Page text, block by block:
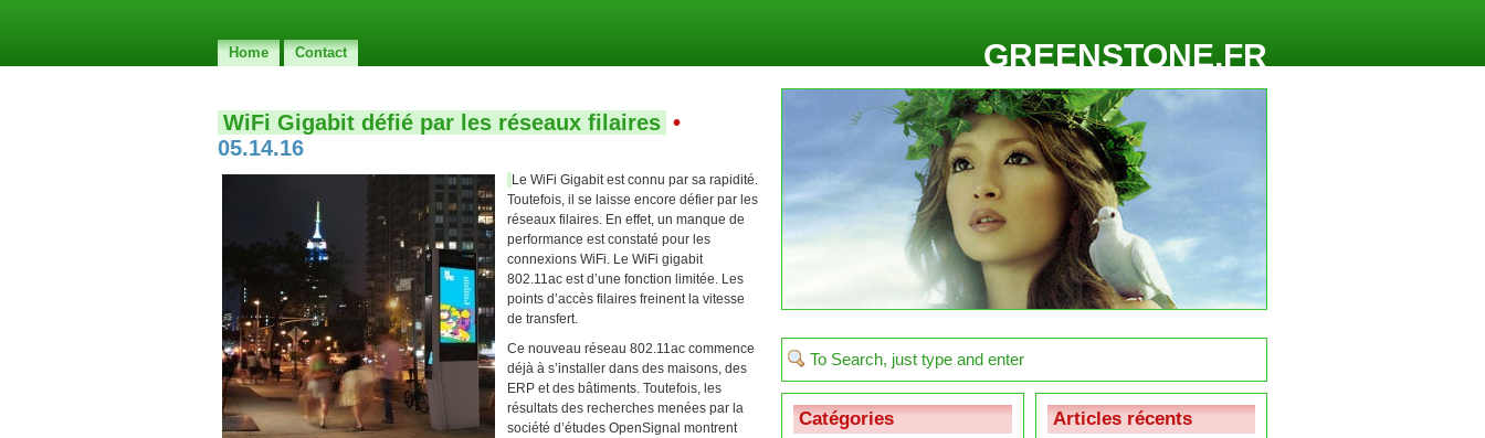
GREENSTONE.FR
Home Contact
WiFi Gigabit défié par les réseaux filaires •
05.14.16
Le WiFi Gigabit est connu par sa rapidité.
Toutefois, il se laisse encore défier par les
réseaux filaires. En effet, un manque de
performance est constaté pour les
connexions WiFi. Le WiFi gigabit
802.11ac est d’une fonction limitée. Les
points d’accès filaires freinent la vitesse
de transfert.
Ce nouveau réseau 802.11ac commence
déjà à s’installer dans des maisons, des
ERP et des bâtiments. Toutefois, les
résultats des recherches menées par la
société d’études OpenSignal montrent
Catégories Articles récents